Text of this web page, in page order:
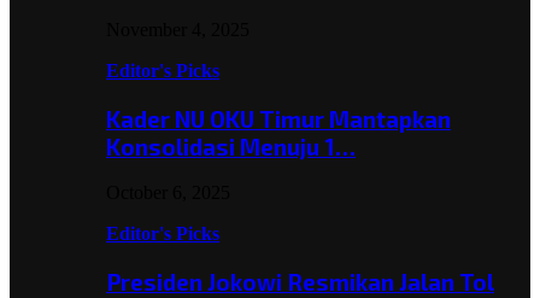
Editor's Picks
Kader NU OKU Timur Mantapkan
Konsolidasi Menuju 1…
Editor's Picks
Presiden Jokowi Resmikan Jalan Tol